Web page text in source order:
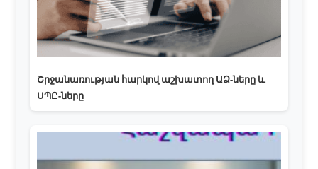
Շրջանառության հարկով աշխատող ԱՁ-ները և
ՍՊԸ-ները